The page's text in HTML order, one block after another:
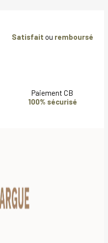
Satisfait ou remboursé
Paiement CB
100% sécurisé